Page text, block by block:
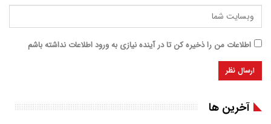
اطلاعات من را ذخیره کن تا در آینده نیازی به ورود اطلاعات نداشته باشم
آخرین ها